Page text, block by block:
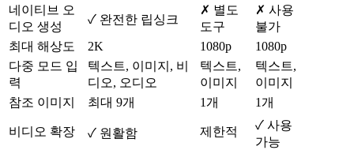
네이티브 오
디오 생성
✓ 완전한 립싱크
✗ 별도
도구
✗ 사용
불가
최대 해상도
2K 1080p
1080p
다중 모드 입
력
텍스트, 이미지, 비
디오, 오디오
텍스트,
이미지
텍스트,
이미지
참조 이미지
최대 9개 1개 1개
비디오 확장 ✓ 원활함 제한적
✓ 사용
가능